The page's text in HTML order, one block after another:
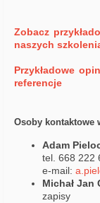
Zobacz
naszych
Przykładowe
referencje
Osoby kontaktowe
Adam
tel. 668 222
e-mail:
Michał Jan
zapisy